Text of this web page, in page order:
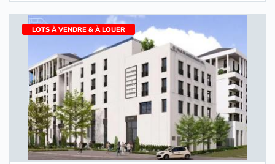
LOTS À VENDRE & À LOUER